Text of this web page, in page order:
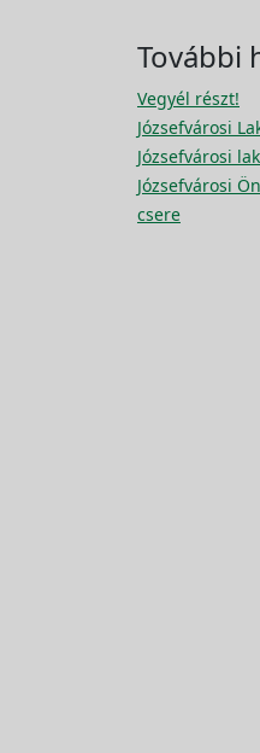
További
Vegyél részt!
Józsefvárosi
Józsefvárosi
Józsefvárosi
csere